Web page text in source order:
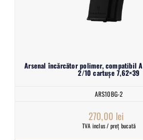
Arsenal încărcător polimer, compatibil
2/10 cartușe 7,62×39
ARS10BG-2
270,00 lei
TVA inclus / preț bucată